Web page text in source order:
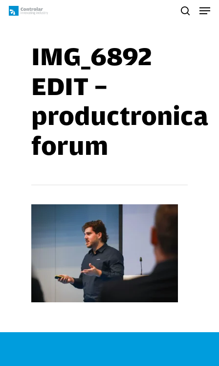
Skip
IMG_6892
EDIT –
productronica
forum